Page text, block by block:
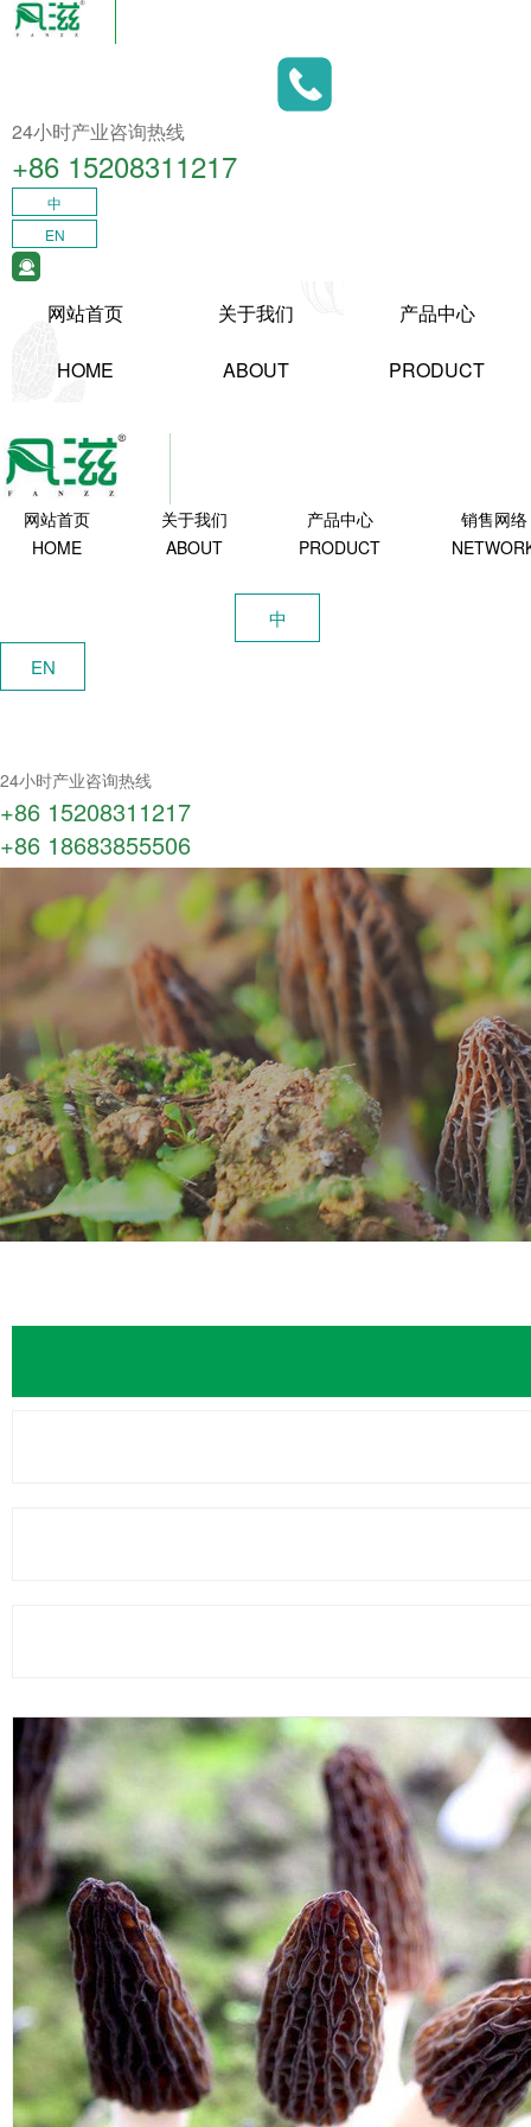
24小时产业咨询热线
+86 15208311217​
中
EN
网站首页
HOME
关于我们
ABOUT
产品中心
PRODUCT
网站首页
HOME
关于我们
ABOUT
产品中心
PRODUCT
销售网络
中
EN
24小时产业咨询热线
+86 15208311217​
+86 18683855506